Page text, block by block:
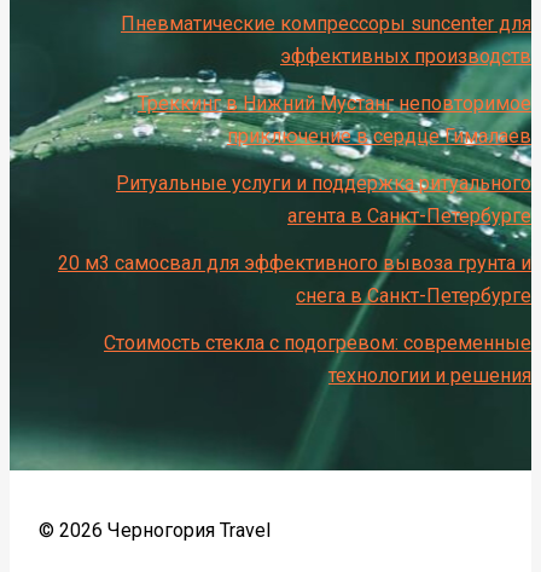
Пневматические компрессоры suncenter для
эффективных производств
Треккинг в Нижний Мустанг неповторимое
приключение в сердце Гималаев
Ритуальные услуги и поддержка ритуального
агента в Санкт-Петербурге
20 м3 самосвал для эффективного вывоза грунта и
снега в Санкт-Петербурге
Стоимость стекла с подогревом: современные
технологии и решения
© 2026 Черногория Travel